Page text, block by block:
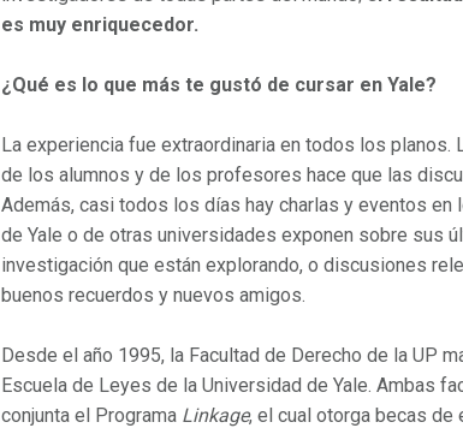
es muy enriquecedor.
¿Qué es lo que más te gustó de cursar en Yale?
La experiencia fue extraordinaria en todos los
de los alumnos y de los profesores hace que las
Además, casi todos los días hay charlas y eventos
de Yale o de otras universidades exponen sobre sus
investigación que están explorando, o discusiones
buenos recuerdos y nuevos amigos.
Desde el año 1995, la Facultad de Derecho de la UP
Escuela de Leyes de la Universidad de Yale. Ambas
conjunta el Programa Linkage, el cual otorga becas